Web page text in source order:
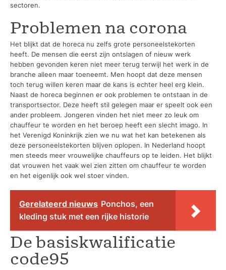
sectoren.
Problemen na corona
Het blijkt dat de horeca nu zelfs grote personeelstekorten
heeft. De mensen die eerst zijn ontslagen of nieuw werk
hebben gevonden keren niet meer terug terwijl het werk in de
branche alleen maar toeneemt. Men hoopt dat deze mensen
toch terug willen keren maar de kans is echter heel erg klein.
Naast de horeca beginnen er ook problemen te ontstaan in de
transportsector. Deze heeft stil gelegen maar er speelt ook een
ander probleem. Jongeren vinden het niet meer zo leuk om
chauffeur te worden en het beroep heeft een slecht imago. In
het Verenigd Koninkrijk zien we nu wat het kan betekenen als
deze personeelstekorten blijven oplopen. In Nederland hoopt
men steeds meer vrouwelijke chauffeurs op te leiden. Het blijkt
dat vrouwen het vaak wel zien zitten om chauffeur te worden
en het eigenlijk ook wel stoer vinden.
Gerelateerd nieuws Ponchos, een
kleding stuk met een rijke historie
De basiskwalificatie
code95